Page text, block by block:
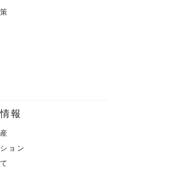
報
ョン